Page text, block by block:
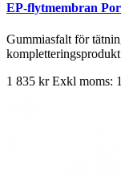
EP-flytmembran
Gummiasfalt för
1 835 krExkl moms: